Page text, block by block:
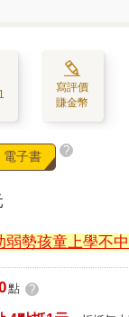
寫評價
賺金幣
電子書 ?
勢孩童上學不中
點 ?